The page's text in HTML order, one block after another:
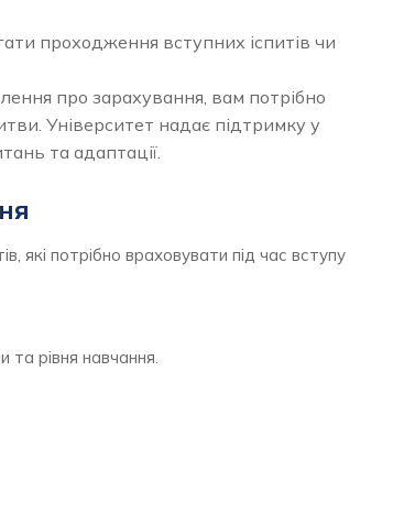
проходження вступних іспитів чи
про зарахування, вам потрібно
Університет надає підтримку у
та адаптації.
які потрібно враховувати під час вступу
та рівня навчання.